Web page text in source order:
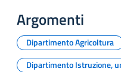
Argomenti
Dipartimento Agricoltura
Dipartimento Istruzione,